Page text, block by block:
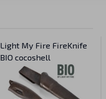
Light My Fire FireKnife
BIO cocoshell